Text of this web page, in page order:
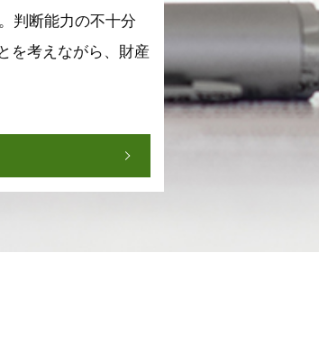
判断能力の不十分
を考えながら、財産